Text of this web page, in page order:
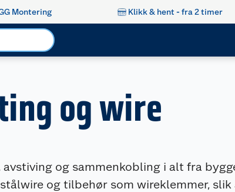
Montering Klikk & hent - fra 2 timer
og wire
og sammenkobling i alt fra
og tilbehør som wireklemmer,